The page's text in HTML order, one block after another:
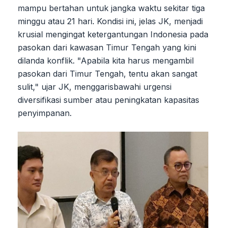
mampu bertahan untuk jangka waktu sekitar tiga
minggu atau 21 hari. Kondisi ini, jelas JK, menjadi
krusial mengingat ketergantungan Indonesia pada
pasokan dari kawasan Timur Tengah yang kini
dilanda konflik. "Apabila kita harus mengambil
pasokan dari Timur Tengah, tentu akan sangat
sulit," ujar JK, menggarisbawahi urgensi
diversifikasi sumber atau peningkatan kapasitas
penyimpanan.